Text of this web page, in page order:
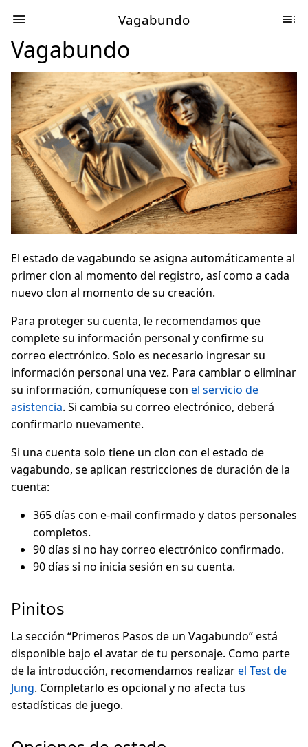
Vagabundo
Vagabundo
El estado de vagabundo se asigna automáticamente al
primer clon al momento del registro, así como a cada
nuevo clon al momento de su creación.
Para proteger su cuenta, le recomendamos que
complete su información personal y confirme su
correo electrónico. Solo es necesario ingresar su
información personal una vez. Para cambiar o eliminar
su información, comuníquese con el servicio de
asistencia. Si cambia su correo electrónico, deberá
confirmarlo nuevamente.
Si una cuenta solo tiene un clon con el estado de
vagabundo, se aplican restricciones de duración de la
cuenta:
365 días con e-mail confirmado y datos personales
completos.
90 días si no hay correo electrónico confirmado.
90 días si no inicia sesión en su cuenta.
Pinitos
La sección “Primeros Pasos de un Vagabundo” está
disponible bajo el avatar de tu personaje. Como parte
de la introducción, recomendamos realizarel Test de
Jung. Completarlo es opcional y no afecta tus
estadísticas de juego.